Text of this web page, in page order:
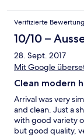
Verifizierte Bewertung
10/10 –
28. Sept. 2017
Mit Google
Clean modern
Arrival was very
and clean. Just a
with good variety
but good quality,